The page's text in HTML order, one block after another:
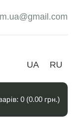
UA RU
0 (0.00 грн.)